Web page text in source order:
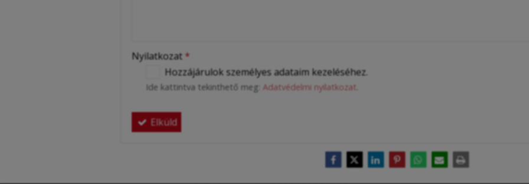
Nyilatkozat *
Hozzájárulok személyes adataim kezeléséhez.
Ide kattintva tekinthető meg: Adatvédelmi nyilatkozat
Elküld